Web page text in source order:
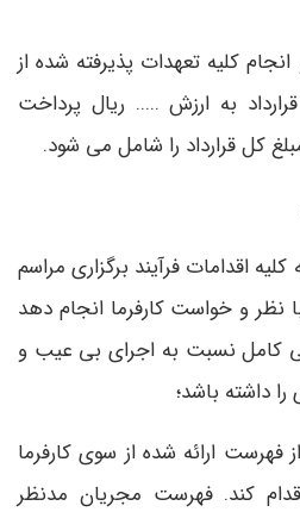
کلیه تعهدات پذیرفته شده از
به ارزش ..... ریال پرداخت
کل قرارداد را شامل می شود.
اقدامات فرآیند برگزاری مراسم
نظر و خواست کارفرما انجام دهد
کامل نسبت به اجرای بی عیب و
داشته باشد؛
ارائه شده از سوی کارفرما
کند. فهرست مجریان مدنظر